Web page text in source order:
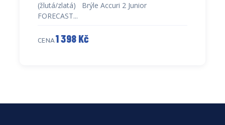
(žlutá/zlatá) Brýle Accuri 2 Junior
FORECAST...
CENA1 398 Kč